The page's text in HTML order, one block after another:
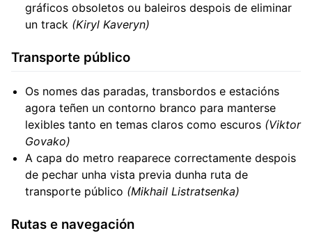
gráficos obsoletos ou baleiros despois de eliminar
un track (Kiryl Kaveryn)
Transporte público
Os nomes das paradas, transbordos e estacións
agora teñen un contorno branco para manterse
lexibles tanto en temas claros como escuros (Viktor
Govako)
A capa do metro reaparece correctamente despois
de pechar unha vista previa dunha ruta de
transporte público (Mikhail Listratsenka)
Rutas e navegación